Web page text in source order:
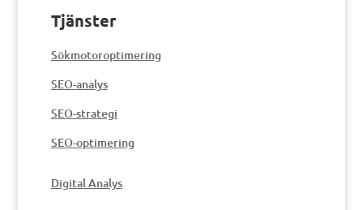
Tjänster
Sökmotoroptimering
SEO-analys
SEO-strategi
SEO-optimering
Digital Analys